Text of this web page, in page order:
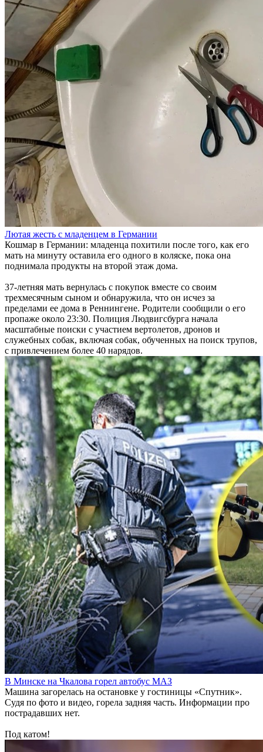
Лютая жесть с младенцем в Германии
Кошмар в Германии: младенца похитили после того, как его
мать на минуту оставила его одного в коляске, пока она
поднимала продукты на второй этаж дома.
37-летняя мать вернулась с покупок вместе со своим
трехмесячным сыном и обнаружила, что он исчез за
пределами ее дома в Реннингене. Родители сообщили о его
пропаже около 23:30. Полиция Людвигсбурга начала
масштабные поиски с участием вертолетов, дронов и
служебных собак, включая собак, обученных на поиск трупов,
с привлечением более 40 нарядов.
В Минске на Чкалова горел автобус МАЗ
Машина загорелась на остановке у гостиницы «Спутник».
Судя по фото и видео, горела задняя часть. Информации про
пострадавших нет.
Под катом!